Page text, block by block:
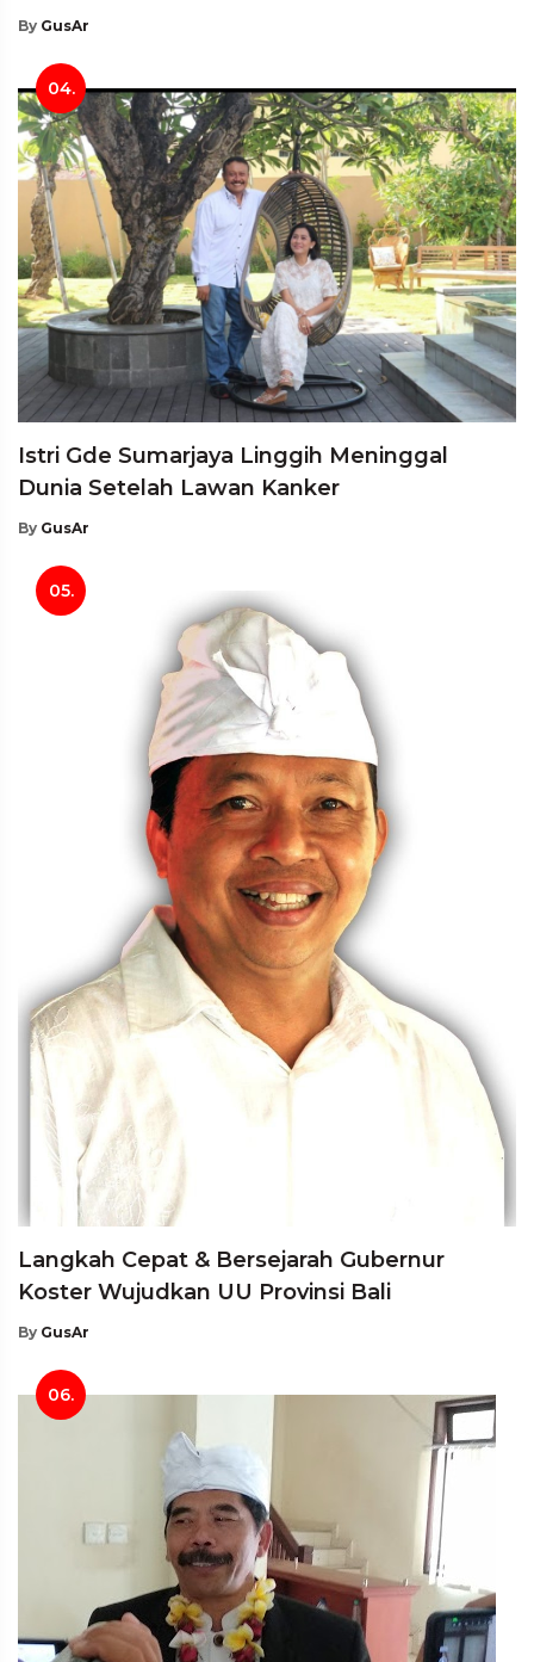
By GusAr
04.
Istri Gde Sumarjaya Linggih Meninggal
Dunia Setelah Lawan Kanker
By GusAr
05.
Langkah Cepat & Bersejarah Gubernur
Koster Wujudkan UU Provinsi Bali
By GusAr
06.